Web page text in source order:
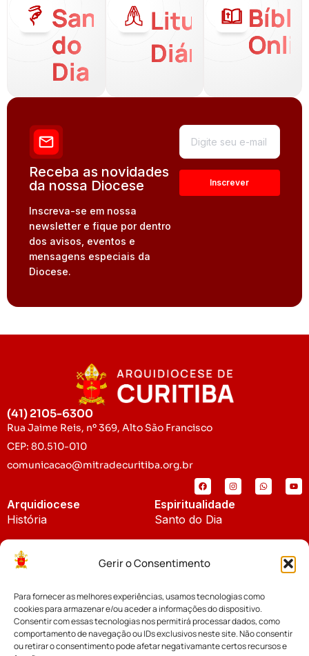
Gerir o Consentimento
Para fornecer as melhores experiências, usamos tecnologias como
cookies para armazenar e/ou aceder a informações do dispositivo.
Consentir com essas tecnologias nos permitirá processar dados, como
comportamento de navegação ou IDs exclusivos neste site. Não consentir
ou retirar o consentimento pode afetar negativamante certos recursos e
Santo
do
Dia
Liturgia
Diária
Receba as novidades
da nossa Diocese
Inscreva-se em nossa
newsletter e fique por dentro
dos avisos, eventos e
mensagens especiais da
Diocese.
(41) 2105-6300
Rua Jaime Reis, nº 369, Alto São Francisco
CEP: 80.510-010
comunicacao@mitradecuritiba.org.br
Arquidiocese
História
Padroeira
Espiritualidade
Santo do Dia
Notícias
Notícias da Arquidiocese
Notícias Cáritas
Cúria Diocesana
Fundo Diocesano